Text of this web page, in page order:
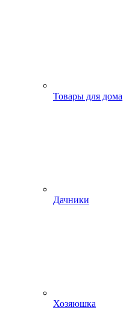
Товары для дома
Дачники
Хозяюшка